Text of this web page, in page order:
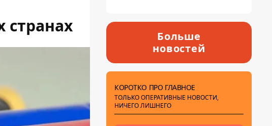
странах
Больше
новостей
КОРОТКО ПРО ГЛАВНОЕ
ТОЛЬКО ОПЕРАТИВНЫЕ НОВОСТИ,
НИЧЕГО ЛИШНЕГО